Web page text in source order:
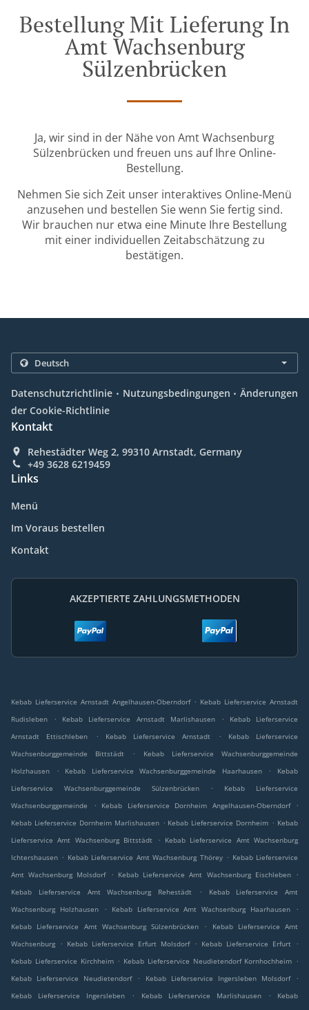
Bestellung Mit Lieferung In
Amt Wachsenburg
Sülzenbrücken
Ja, wir sind in der Nähe von Amt Wachsenburg
Sülzenbrücken und freuen uns auf Ihre Online-
Bestellung.
Nehmen Sie sich Zeit unser interaktives Online-Menü
anzusehen und bestellen Sie wenn Sie fertig sind.
Wir brauchen nur etwa eine Minute Ihre Bestellung
mit einer individuellen Zeitabschätzung zu
bestätigen.
Datenschutzrichtlinie . Nutzungsbedingungen . Änderungen
der Cookie-Richtlinie
Kontakt
Rehestädter Weg 2, 99310 Arnstadt, Germany
+49 3628 6219459
Links
Menü
Im Voraus bestellen
Kontakt
AKZEPTIERTE ZAHLUNGSMETHODEN
Kebab Lieferservice Arnstadt Angelhausen-Oberndorf . Kebab Lieferservice Arnstadt
Rudisleben
. Kebab Lieferservice Arnstadt Marlishausen .
Kebab Lieferservice
Arnstadt Ettischleben
. Kebab Lieferservice Arnstadt .
Kebab Lieferservice
Wachsenburggemeinde Bittstädt
.
Kebab Lieferservice Wachsenburggemeinde
Holzhausen
. Kebab Lieferservice Wachsenburggemeinde Haarhausen .
Kebab
Lieferservice Wachsenburggemeinde Sülzenbrücken
.
Kebab Lieferservice
Wachsenburggemeinde
. Kebab Lieferservice Dornheim Angelhausen-Oberndorf
.
Kebab Lieferservice Dornheim Marlishausen . Kebab Lieferservice Dornheim . Kebab
Lieferservice Amt Wachsenburg Bittstädt
. Kebab Lieferservice Amt Wachsenburg
Ichtershausen . Kebab Lieferservice Amt Wachsenburg Thörey . Kebab Lieferservice
Amt Wachsenburg Molsdorf
. Kebab Lieferservice Amt Wachsenburg Eischleben
.
Kebab Lieferservice Amt Wachsenburg Rehestädt
.
Kebab Lieferservice Amt
Wachsenburg Holzhausen
. Kebab Lieferservice Amt Wachsenburg Haarhausen
.
Kebab Lieferservice Amt Wachsenburg Sülzenbrücken
.
Kebab Lieferservice Amt
Wachsenburg
. Kebab Lieferservice Erfurt Molsdorf . Kebab Lieferservice Erfurt
.
Kebab Lieferservice Kirchheim . Kebab Lieferservice Neudietendorf Kornhochheim .
Kebab Lieferservice Neudietendorf
. Kebab Lieferservice Ingersleben Molsdorf
.
Kebab Lieferservice Ingersleben
. Kebab Lieferservice Marlishausen .
Kebab